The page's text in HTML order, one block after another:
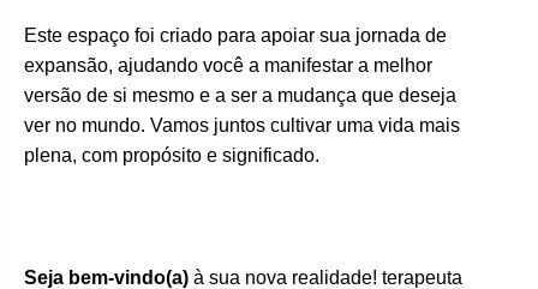
Este espaço foi criado para apoiar sua jornada de
expansão, ajudando você a manifestar a melhor
versão de si mesmo e a ser a mudança que deseja
ver no mundo. Vamos juntos cultivar uma vida mais
plena, com propósito e significado.
Seja bem-vindo(a) à sua nova realidade! terapeuta